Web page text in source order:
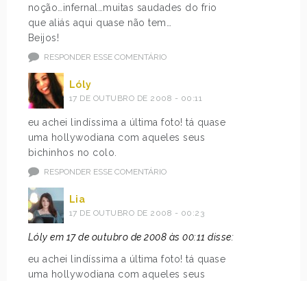
noção…infernal…muitas saudades do frio
que aliás aqui quase não tem…
Beijos!
RESPONDER ESSE COMENTÁRIO
Lóly
17 DE OUTUBRO DE 2008 - 00:11
eu achei lindíssima a última foto! tá quase
uma hollywodiana com aqueles seus
bichinhos no colo.
RESPONDER ESSE COMENTÁRIO
Lia
17 DE OUTUBRO DE 2008 - 00:23
Lóly em 17 de outubro de 2008 às 00:11 disse:
eu achei lindíssima a última foto! tá quase
uma hollywodiana com aqueles seus